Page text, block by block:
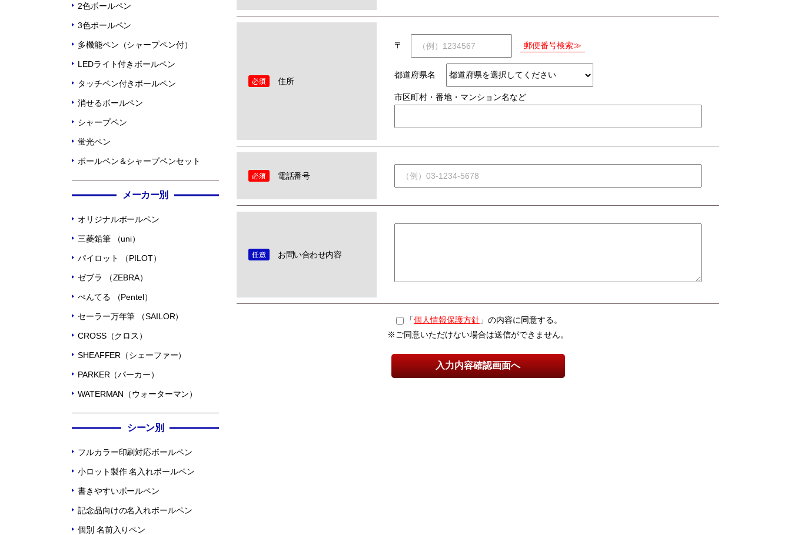
2色ボールペン
3色ボールペン
多機能ペン（シャープペン付）
LEDライト付きボールペン
タッチペン付きボールペン
消せるボールペン
シャープペン
蛍光ペン
ボールペン＆シャープペンセット
メーカー別
オリジナルボールペン
三菱鉛筆 （uni）
パイロット （PILOT）
ゼブラ （ZEBRA）
ぺんてる （Pentel）
セーラー万年筆 （SAILOR）
CROSS（クロス）
SHEAFFER（シェーファー）
PARKER（パーカー）
WATERMAN（ウォーターマン）
シーン別
フルカラー印刷対応ボールペン
小ロット製作 名入れボールペン
書きやすいボールペン
記念品向けの名入れボールペン
個別 名前入りペン
住所
〒
都道府県名
市区町村・番地・マンション名など
電話番号
お問い合わせ内容
「個人情報保護方針 」の内容に同意する。
※ご同意いただけない場合は送信ができません。